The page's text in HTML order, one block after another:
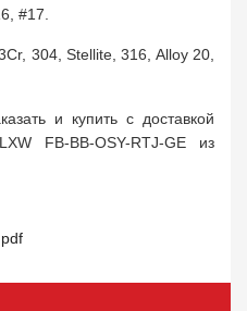
#17.
304, Stellite, 316, Alloy 20,
и купить с доставкой
FB-BB-OSY-RTJ-GE из